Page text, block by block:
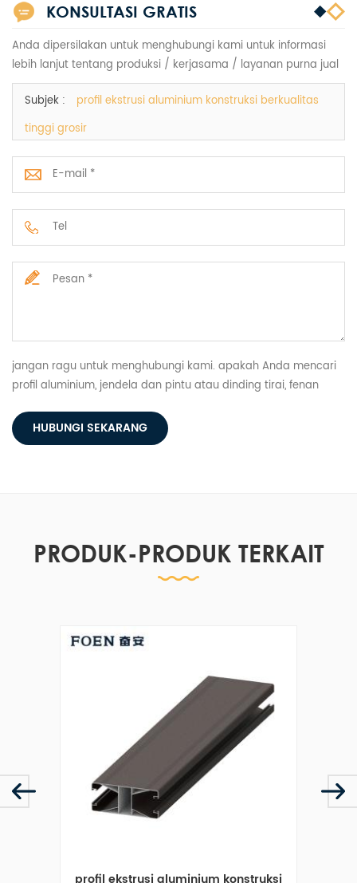
KONSULTASI GRATIS
Anda dipersilakan untuk menghubungi kami untuk informasi
lebih lanjut tentang produksi / kerjasama / layanan purna jual
Subjek :
profil ekstrusi aluminium konstruksi berkualitas
tinggi grosir
jangan ragu untuk menghubungi kami. apakah Anda mencari
profil aluminium, jendela dan pintu atau dinding tirai, fenan
HUBUNGI SEKARANG
PRODUK-PRODUK TERKAIT